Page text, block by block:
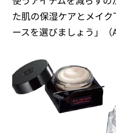
た肌の保湿ケアとメイ
ースを選びましょう」（